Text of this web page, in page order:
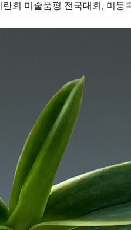
회 미술품평 전국대회, 미